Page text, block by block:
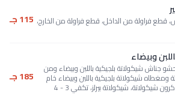
قطع فراولة من الداخل، قطع فراولة من الخارج، 115 جـ
وبيضاء
جناش شيكولاتة بلجيكية باللبن وبيضاء ومن
ومغطاه شيكولاتة بلجيكية باللبن وبيضاء خام
ومغطاه بشيكولاتة بالبندق، ماكرون شيكولاتة، شيكولاتة بيرلز، تكفي 3 - 4
185 جـ